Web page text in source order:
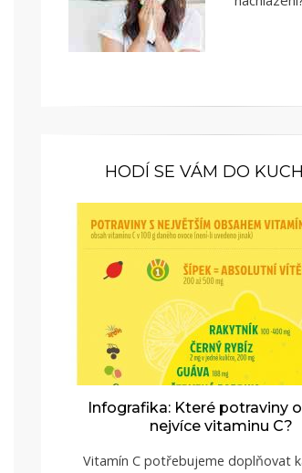
HODÍ SE VÁM DO
Infografika: Které potraviny
nejvíce vitaminu C?
Vitamín C potřebujeme doplňovat